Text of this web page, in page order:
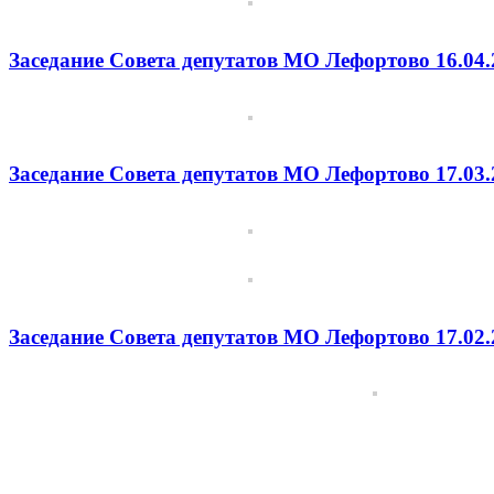
Заседание Совета депутатов МО Лефортово
Заседание Совета депутатов МО Лефортово
Заседание Совета депутатов МО Лефортово